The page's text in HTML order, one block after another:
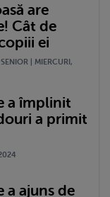
are
Cât de
ei
| MIERCURI,
a împlinit
a primit
a ajuns de